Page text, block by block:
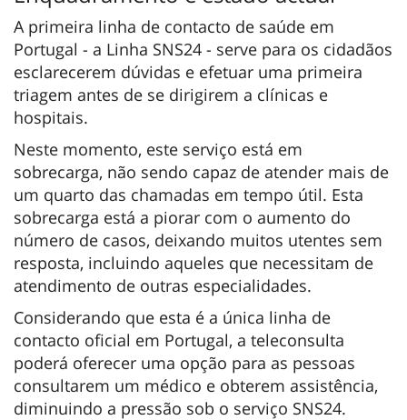
A primeira linha de contacto de saúde em
Portugal - a Linha SNS24 - serve para os cidadãos
esclarecerem dúvidas e efetuar uma primeira
triagem antes de se dirigirem a clínicas e
hospitais.
Neste momento, este serviço está em
sobrecarga, não sendo capaz de atender mais de
um quarto das chamadas em tempo útil. Esta
sobrecarga está a piorar com o aumento do
número de casos, deixando muitos utentes sem
resposta, incluindo aqueles que necessitam de
atendimento de outras especialidades.
Considerando que esta é a única linha de
contacto oficial em Portugal, a teleconsulta
poderá oferecer uma opção para as pessoas
consultarem um médico e obterem assistência,
diminuindo a pressão sob o serviço SNS24.